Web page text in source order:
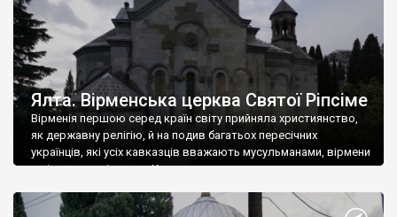
Ялта. Вірменська церква Святої Ріпсіме
Вірменія першою серед країн світу прийняла християнство,
як державну релігію, й на подив багатьох пересічних
українців, які усіх кавказців вважають мусульманами, вірмени
є відданими вірянами Христа